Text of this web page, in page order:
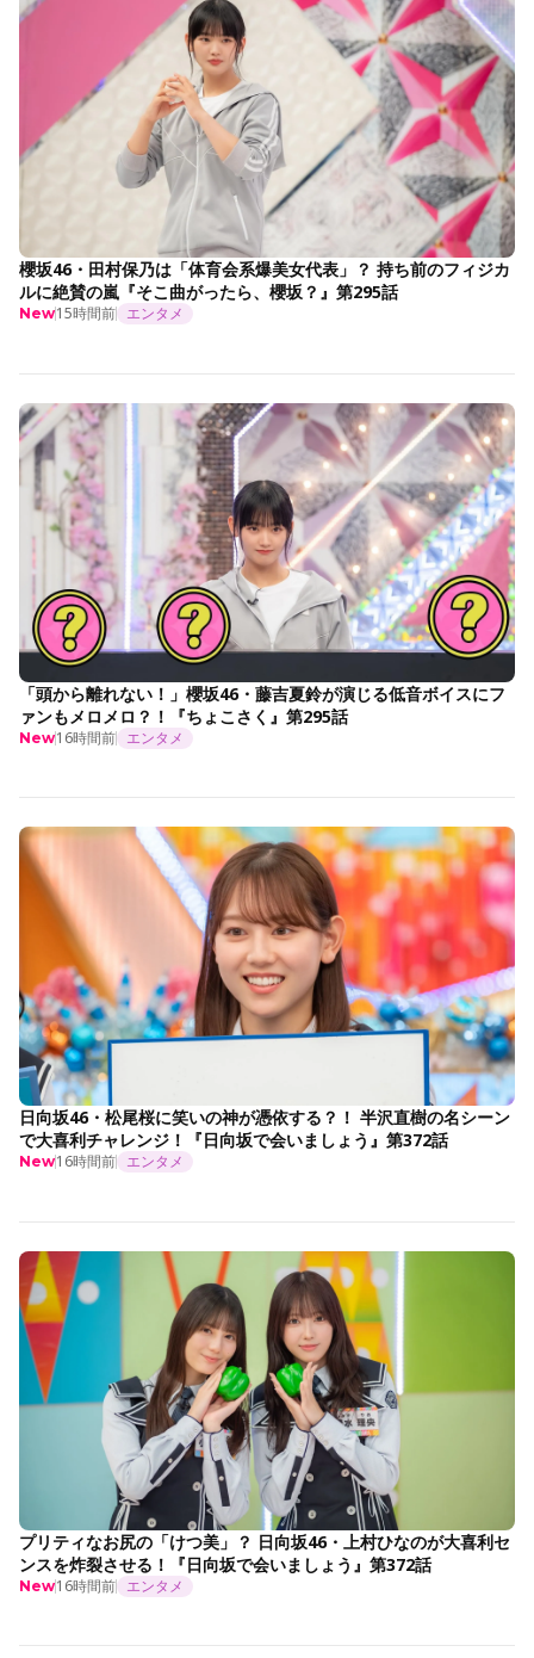
櫻坂46・田村保乃は「体育会系爆美女代表」？ 持ち前のフィジカ
ルに絶賛の嵐『そこ曲がったら、櫻坂？』第295話
New15時間前 エンタメ
「頭から離れない！」櫻坂46・藤吉夏鈴が演じる低音ボイスにフ
ァンもメロメロ？！『ちょこさく』第295話
New16時間前 エンタメ
日向坂46・松尾桜に笑いの神が憑依する？！ 半沢直樹の名シーン
で大喜利チャレンジ！『日向坂で会いましょう』第372話
New16時間前 エンタメ
プリティなお尻の「けつ美」？ 日向坂46・上村ひなのが大喜利セ
ンスを炸裂させる！『日向坂で会いましょう』第372話
New16時間前 エンタメ